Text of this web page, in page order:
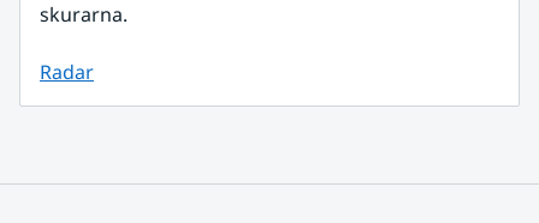
skurarna.
Radar